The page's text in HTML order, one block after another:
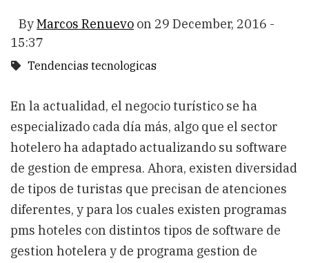
ByMarcos Renuevo on 29 December, 2016 -
15:37
Tendencias tecnologicas
En la actualidad, el negocio turístico se ha
especializado cada día más, algo que el sector
hotelero ha adaptado actualizando su software
de gestion de empresa. Ahora, existen diversidad
de tipos de turistas que precisan de atenciones
diferentes, y para los cuales existen programas
pms hoteles con distintos tipos de software de
gestion hotelera y de programa gestion de